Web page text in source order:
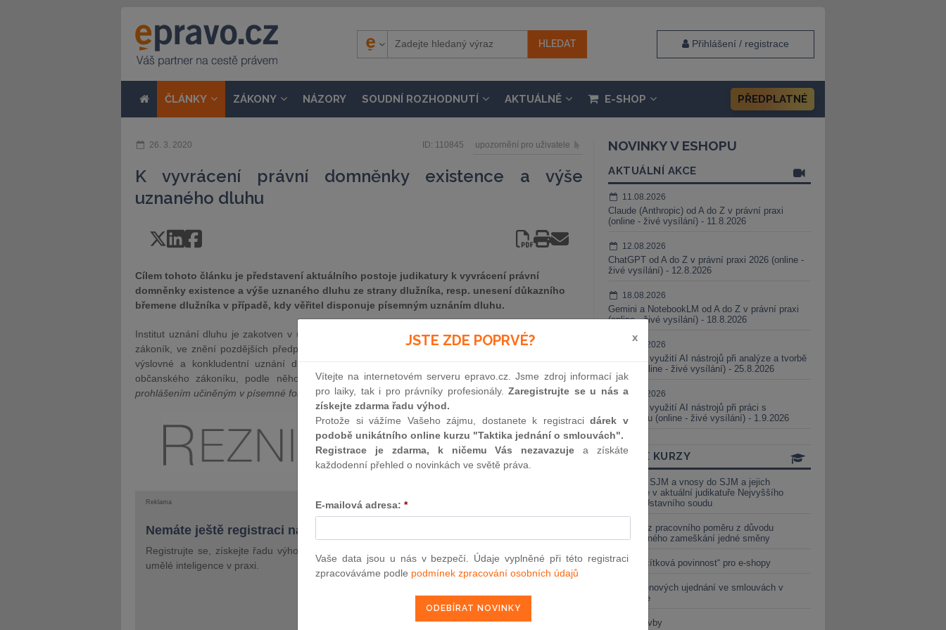
Přihlášení / registrace
ČLÁNKY ZÁKONY NÁZORY SOUDNÍ ROZHODNUTÍ AKTUÁLNĚ E-SHOP PŘEDPLATNÉ
26. 3. 2020 ID: 110845 upozornění pro uživatele
K vyvrácení právní domněnky existence a výše
uznaného dluhu
Cílem tohoto článku je představení aktuálního postoje judikatury k vyvrácení právní
domněnky existence a výše uznaného dluhu ze strany dlužníka, resp. unesení důkazního
břemene dlužníka v případě, kdy věřitel disponuje písemným uznáním dluhu.
Institut uznání dluhu je zakotven v ustanovení § 2053 a § 2054 zákona č.89/2012 Sb., občanský
zákoník, ve znění pozdějších předpisů (dále jen „
občanský zákoník“). Občanský zákoník rozlišuje
výslovné a konkludentní uznání dluhu.
občanského zákoníku, podle něhož platí, že „ Uzná-li někdo svůj dluh co do důvodu i výše
prohlášením učiněným v písemné formě, má se za to, že dluh v rozsahu uznání v době uznání trvá.“
Reklama
Nemáte ještě registraci na epravo.cz?
Registrujte se, získejte řadu výhod a jako dárek Vám zašleme aktuální online kurz na využití
umělé inteligence v praxi.
NOVINKY V ESHOPU
AKTUÁLNÍ AKCE
11.08.2026
Claude (Anthropic) od A do Z v právní praxi
(online - živé vysílání) - 11.8.2026
12.08.2026
ChatGPT od A do Z v právní praxi 2026 (online -
živé vysílání) - 12.8.2026
18.08.2026
Gemini a NotebookLM od A do Z v právní praxi
(online - živé vysílání) - 18.8.2026
25.08.2026
Praktické využití AI nástrojů při analýze a tvorbě
smluv (online - živé vysílání) - 25.8.2026
01.09.2026
Praktické využití AI nástrojů při práci s
judikaturou (online - živé vysílání) - 1.9.2026
ONLINE KURZY
Vnosy ze SJM a vnosy do SJM a jejich
valorizace v aktuální judikatuře Nejvyššího
soudu a Ústavního soudu
Výpověď z pracovního poměru z důvodu
neomluveného zameškání jedné směny
Nová „tlačítková povinnost“ pro e-shopy
Změna cenových ujednání ve smlouvách v
energetice
Černé stavby
JSTE ZDE POPRVÉ? x
Vítejte na internetovém serveru epravo.cz. Jsme zdroj informací jak
pro laiky, tak i pro právníky profesionály.Zaregistrujte se u nás a
získejte zdarma řadu výhod.
Protože si vážíme Vašeho zájmu, dostanete k registracidárek v
podobě unikátního online kurzu "Taktika jednání o smlouvách".
Registrace je zdarma, k ničemu Vás nezavazuje a získáte
každodenní přehled o novinkách ve světě práva.
E-mailová adresa: *
Vaše data jsou u nás v bezpečí. Údaje vyplněné při této registraci
zpracováváme podle podmínek zpracování osobních údajů